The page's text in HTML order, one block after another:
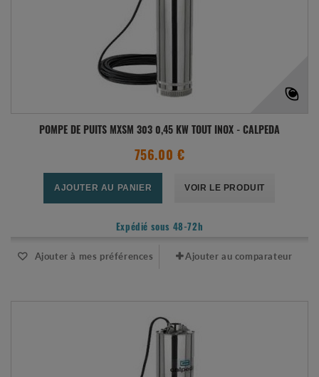
POMPE DE PUITS MXSM 303 0,45 KW TOUT INOX - CALPEDA
756.00 €
AJOUTER AU PANIER VOIR LE PRODUIT
Expédié sous 48-72h
Ajouter à mes préférences Ajouter au comparateur